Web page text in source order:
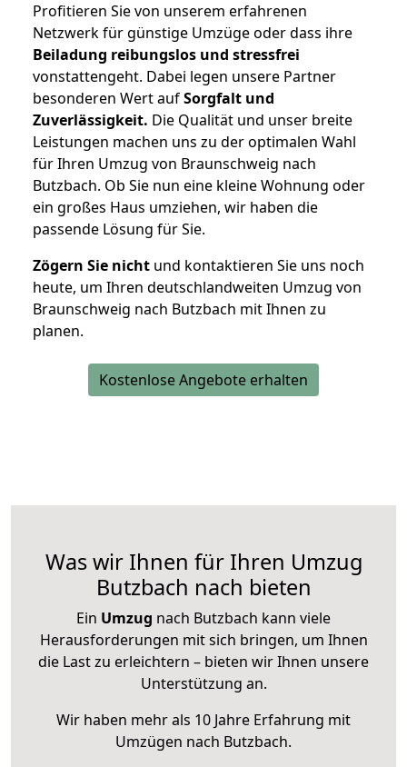
Profitieren Sie von unserem erfahrenen
Netzwerk für günstige Umzüge oder dass ihre
Beiladung reibungslos und stressfrei
vonstattengeht. Dabei legen unsere Partner
besonderen Wert aufSorgfalt und
Zuverlässigkeit. Die Qualität und unser breite
Leistungen machen uns zu der optimalen Wahl
für Ihren Umzug von Braunschweig nach
Butzbach. Ob Sie nun eine kleine Wohnung oder
ein großes Haus umziehen, wir haben die
passende Lösung für Sie.
Zögern Sie nicht und kontaktieren Sie uns noch
heute, um Ihren deutschlandweiten Umzug von
Braunschweig nach Butzbach mit Ihnen zu
planen.
Kostenlose Angebote erhalten
Was wir Ihnen für Ihren Umzug
Butzbach nach bieten
Ein Umzug nach Butzbach kann viele
Herausforderungen mit sich bringen, um Ihnen
die Last zu erleichtern – bieten wir Ihnen unsere
Unterstützung an.
Wir haben mehr als 10 Jahre Erfahrung mit
Umzügen nach Butzbach.